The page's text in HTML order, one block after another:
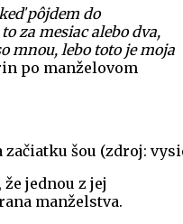
pôjdem do
za mesiac alebo dva,
mnou, lebo toto je moja
po manželovom
začiatku šou (zdroj:
jednou z jej
manželstva.